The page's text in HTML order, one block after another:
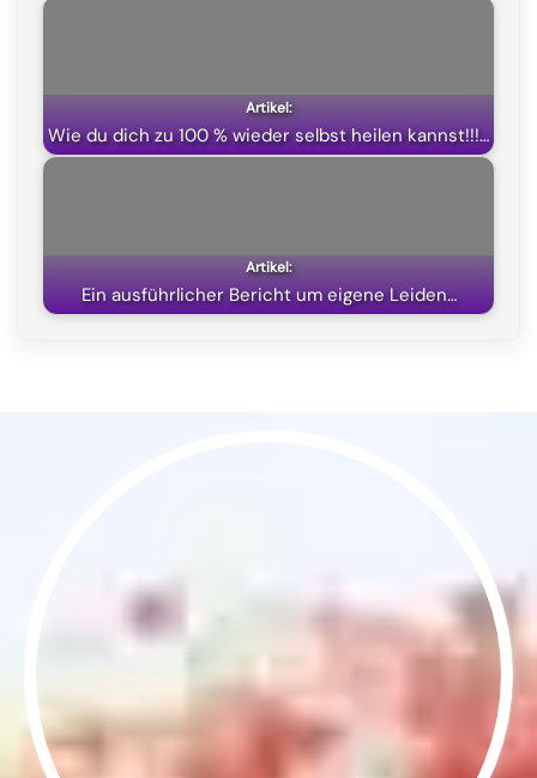
Wie du dich zu 100 % wieder selbst heilen kannst!!!…
Ein ausführlicher Bericht um eigene Leiden…